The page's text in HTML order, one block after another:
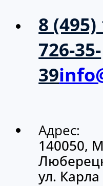
8 (495)
726-35-
39
Адрес:
140050,
ул.